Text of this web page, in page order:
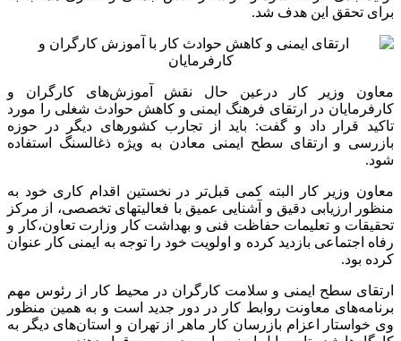
به منظور پیشگیری از حوادث در معادن کشور نیز طرح مشترکی
مابین وزارت صمت، وزارت کار و سازمان نظام مهندسی در کشور
انجام و مقرر شد از کل معادن ذغالی به صورت دوره ای از طریق
تشکیل گروهای چندجانبه بازدیدهای تخصصی به عمل آید.
در بازدیدهای مشترک انجام شده از معادن ذغالسنگ در پنج استان
گلستان، کرمان، خراسان جنوبی، مازندران و سمنان، ضمن ابلاغ
موارد نقص ایمنی به کافرمایان، ۷ معدن به دلیل شرایط بسیار
ناایمن محیط کار به مراجع قضایی معرفی شدند.
پیشتر در یکصد و نودمین نشست شورای عالی حفاظت فنی مقرر
شده بود که بر اساس تبصره ماده ۵ آیین نامه ایمنی معادن، به روز
رسانی دستورالعمل ارزیابی ریسک با مشارکت وزارت صمت و
وزارت تعاون، کار و رفاه اجتماعی صورت پذیرد که این موضوع با
برگزاری چندین جلسه مشترک چندجانبه به سرانجام رسید.
طبق آخرین آمار نزدیک به ۸۵۰ بازرس کار در سطح کشور وجود
دارد که مسایل و موضوعات مربوط به حوزه روابط کار، شرایط
کارگران،‌ نمونه قراردادهای ثبت شده،‌ رعایت ایمنی و حوادث کار را
بررسی می‌کنند و به عنوان ناظر و ضابط قضایی فعال هستند.